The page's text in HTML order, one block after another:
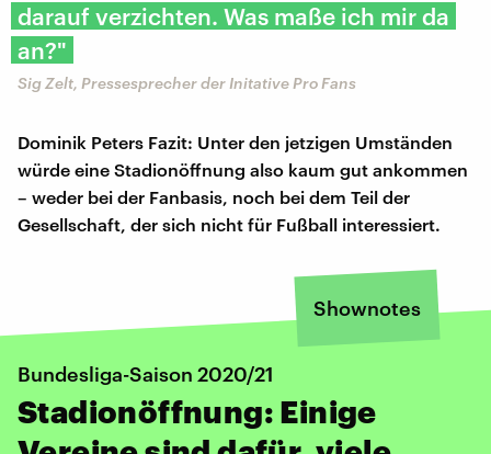
darauf verzichten. Was maße ich mir da
an?"
Sig Zelt, Pressesprecher der Initative Pro Fans
Dominik Peters Fazit: Unter den jetzigen Umständen
würde eine Stadionöffnung also kaum gut ankommen
– weder bei der Fanbasis, noch bei dem Teil der
Gesellschaft, der sich nicht für Fußball interessiert.
Shownotes
Bundesliga-Saison 2020/21
Stadionöffnung: Einige